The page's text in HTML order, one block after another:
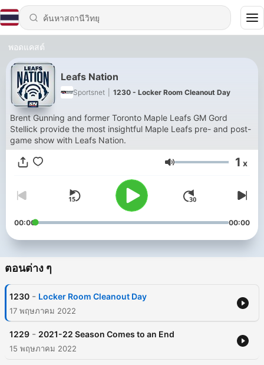
พอดแคสต์
Leafs Nation
Sportsnet 1230 - Locker Room Cleanout Day
Brent Gunning and former Toronto Maple Leafs GM Gord
Stellick provide the most insightful Maple Leafs pre- and post-
game show with Leafs Nation.
ระดับเสียง 1 x
00:00 00:00
ตอนต่าง ๆ
1230 - Locker Room Cleanout Day
17 พฤษภาคม 2022
1229 - 2021-22 Season Comes to an End
15 พฤษภาคม 2022